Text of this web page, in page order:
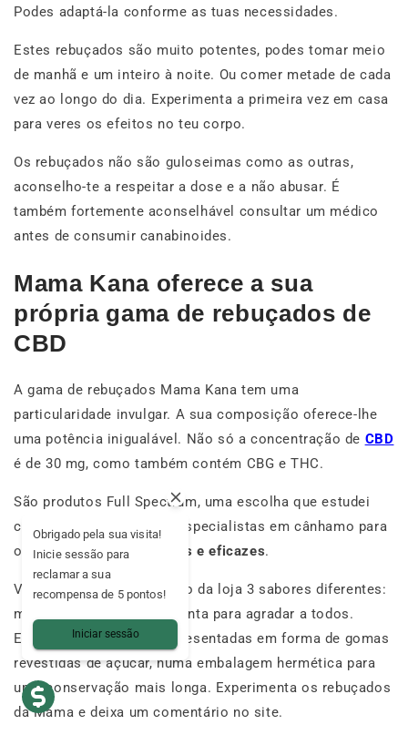
Podes adaptá-la conforme as tuas necessidades.
Estes rebuçados são muito potentes, podes tomar meio
de manhã e um inteiro à noite. Ou comer metade de cada
vez ao longo do dia. Experimenta a primeira vez em casa
para veres os efeitos no teu corpo.
Os rebuçados não são guloseimas como as outras,
aconselho-te a respeitar a dose e a não abusar. É
também fortemente aconselhável consultar um médico
antes de consumir canabinoides.
Mama Kana oferece a sua
própria gama de rebuçados de
CBD
A gama de rebuçados Mama Kana tem uma
particularidade invulgar. A sua composição oferece-lhe
uma potência inigualável. Não só a concentração de CBD
é de 30 mg, como também contém CBG e THC.
São produtos Full Spectrum, uma escolha que estudei
com atenção ao lado de especialistas em cânhamo para
oferecerprodutos potentes e eficazes.
Vais encontrar no catálogo da loja 3 sabores diferentes:
melancia, framboesa e menta para agradar a todos.
Estas guloseimas são apresentadas em forma de gomas
revestidas de açúcar, numa embalagem hermética para
uma conservação mais longa. Experimenta os rebuçados
da Mama e deixa um comentário no site.
Obrigado pela sua visita!
Inicie sessão para
reclamar a sua
recompensa de 5 pontos!
Iniciar sessão